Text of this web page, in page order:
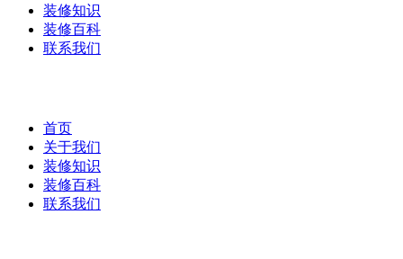
装修知识
装修百科
联系我们
首页
关于我们
装修知识
装修百科
联系我们